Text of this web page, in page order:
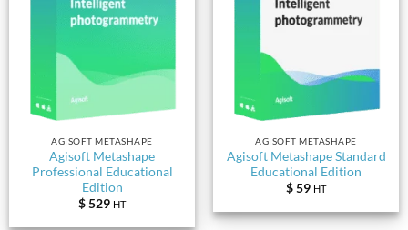
AGISOFT METASHAPE
Agisoft Metashape
Professional Educational
Edition
$529 HT
AGISOFT METASHAPE
Agisoft Metashape Standard
Educational Edition
$59 HT